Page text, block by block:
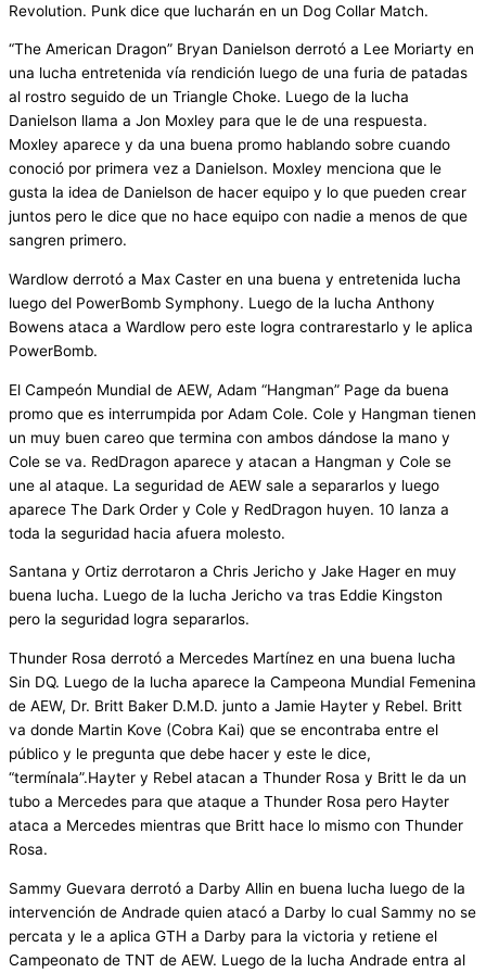
Revolution. Punk dice que lucharán en un Dog Collar Match.
“The American Dragon” Bryan Danielson derrotó a Lee Moriarty en
una lucha entretenida vía rendición luego de una furia de patadas
al rostro seguido de un Triangle Choke. Luego de la lucha
Danielson llama a Jon Moxley para que le de una respuesta.
Moxley aparece y da una buena promo hablando sobre cuando
conoció por primera vez a Danielson. Moxley menciona que le
gusta la idea de Danielson de hacer equipo y lo que pueden crear
juntos pero le dice que no hace equipo con nadie a menos de que
sangren primero.
Wardlow derrotó a Max Caster en una buena y entretenida lucha
luego del PowerBomb Symphony. Luego de la lucha Anthony
Bowens ataca a Wardlow pero este logra contrarestarlo y le aplica
PowerBomb.
El Campeón Mundial de AEW, Adam “Hangman” Page da buena
promo que es interrumpida por Adam Cole. Cole y Hangman tienen
un muy buen careo que termina con ambos dándose la mano y
Cole se va. RedDragon aparece y atacan a Hangman y Cole se
une al ataque. La seguridad de AEW sale a separarlos y luego
aparece The Dark Order y Cole y RedDragon huyen. 10 lanza a
toda la seguridad hacia afuera molesto.
Santana y Ortiz derrotaron a Chris Jericho y Jake Hager en muy
buena lucha. Luego de la lucha Jericho va tras Eddie Kingston
pero la seguridad logra separarlos.
Thunder Rosa derrotó a Mercedes Martínez en una buena lucha
Sin DQ. Luego de la lucha aparece la Campeona Mundial Femenina
de AEW, Dr. Britt Baker D.M.D. junto a Jamie Hayter y Rebel. Britt
va donde Martin Kove (Cobra Kai) que se encontraba entre el
público y le pregunta que debe hacer y este le dice,
“termínala”.Hayter y Rebel atacan a Thunder Rosa y Britt le da un
tubo a Mercedes para que ataque a Thunder Rosa pero Hayter
ataca a Mercedes mientras que Britt hace lo mismo con Thunder
Rosa.
Sammy Guevara derrotó a Darby Allin en buena lucha luego de la
intervención de Andrade quien atacó a Darby lo cual Sammy no se
percata y le a aplica GTH a Darby para la victoria y retiene el
Campeonato de TNT de AEW. Luego de la lucha Andrade entra al